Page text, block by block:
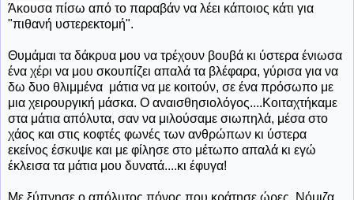
Άκουσα πίσω από το παραβάν να λέει κάποιος κάτι για
"πιθανή υστερεκτομή".
Θυμάμαι τα δάκρυα μου να τρέχουν βουβά κι ύστερα ένιωσα
ένα χέρι να μου σκουπίζει απαλά τα βλέφαρα, γύρισα για να
δω δυο θλιμμένα μάτια να με κοιτούν, σε ένα πρόσωπο με
μια χειρουργική μάσκα. Ο αναισθησιολόγος....Κοιταχτήκαμε
στα μάτια απόλυτα, σαν να μιλούσαμε σιωπηλά, μέσα στο
χάος και στις κοφτές φωνές των ανθρώπων κι ύστερα
εκείνος έσκυψε και με φίλησε στο μέτωπο απαλά κι εγώ
έκλεισα τα μάτια μου δυνατά....κι έφυγα!
Με ξύπνησε ο απόλυτος πόνος που κράτησε ώρες. Νόμιζα